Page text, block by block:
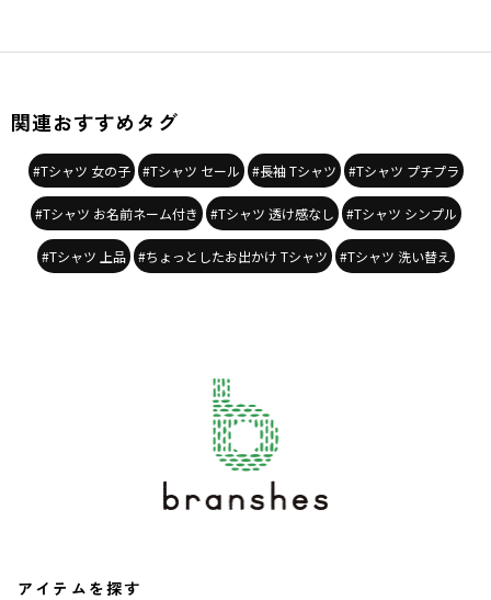
関連おすすめタグ
#Tシャツ 女の子 #Tシャツ セール #長袖 Tシャツ #Tシャツ プチプラ
#Tシャツ お名前ネーム付き #Tシャツ 透け感なし #Tシャツ シンプル
#Tシャツ 上品 #ちょっとしたお出かけ Tシャツ #Tシャツ 洗い替え
アイテムを探す